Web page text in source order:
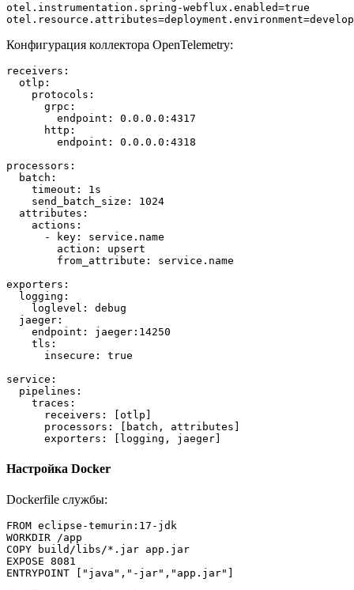
otel.instrumentation.spring-webflux.enabled=true
Конфигурация коллектора OpenTelemetry:
receivers:
  otlp:
    protocols:
      grpc:
        endpoint: 0.0.0.0:4317
      http:
        endpoint: 0.0.0.0:4318
processors:
  batch:
    timeout: 1s
    send_batch_size: 1024
  attributes:
    actions:
      - key: service.name
        action: upsert
        from_attribute: service.name
exporters:
  logging:
    loglevel: debug
  jaeger:
    endpoint: jaeger:14250
    tls:
      insecure: true
service:
  pipelines:
    traces:
      receivers: [otlp]
      processors: [batch, attributes]
      exporters: [logging, jaeger]
Настройка Docker
Dockerfile службы:
FROM eclipse-temurin:17-jdk
WORKDIR /app
COPY build/libs/*.jar app.jar
EXPOSE 8081
ENTRYPOINT ["java","-jar","app.jar"]